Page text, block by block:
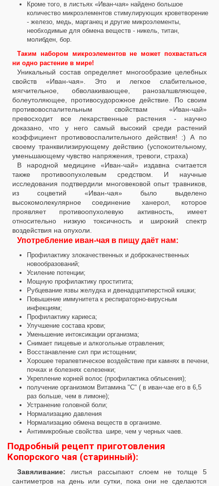
Кроме того, в листьях «Иван-чая» найдено большое
количество микроэлементов стимулирующих кроветворение
- железо, медь, марганец и другие микроэлементы,
необходимые для обмена веществ - никель, титан,
молибден, бор.
Таким набором микроэлементов не может похвастаться
ни одно растение в мире!
Уникальный состав определяет многообразие целебных
свойств «Иван-чая». Это и легкое слабительное,
мягчительное, обволакивающее, ранозалшвляющее,
болеутоляющее, противосудорожное действие. По своим
противовоспалительным свойствам «Иван-чай»
превосходит все лекарственные растения - научно
доказано, что у него самый высокий среди растений
коэффициент противовоспалительного действия! :) А по
своему транквилизирующему действию (успокоительному,
уменьшающему чувство напряжения, тревоги, страха)
В народной медицине «Иван-чай» издавна считается
также противоопухолевым средством. И научные
исследования подтвердили многовековой опыт травников,
из соцветий «Иван-чая» было выделено
высокомолекулярное соединение ханерол, которое
проявляет противоопухолевую активность, имеет
относительно низкую токсичность и широкий спектр
воздействия на опухоли.
Употребление иван-чая в пищу даёт нам:
Профилактику злокачественных и доброкачественных
новообразований;
Усиление потенции;
Мощную профилактику проститита;
Рубцевание язвы желудка и двенадцатиперстной кишки;
Повышение иммунитета к респираторно-вирусным
инфекциям;
Профилактику кариеса;
Улучшение состава крови;
Уменьшение интоксикации организма;
Снимает пищевые и алкогольные отравления;
Восстанавление сил при истощении;
Хорошее терапевтическое воздействие при камнях в печени,
почках и болезнях селезенки;
Укрепление корней волос (профилактика облысения);
получение организмом Витамина "С" ( в иван-чае его в 6,5
раз больше, чем в лимоне);
Устранение головной боли;
Нормализацию давления
Нормализацию обмена веществ в организме.
Антимикробные свойства шире, чем у черных чаев.
Подробный рецепт приготовления
Копорского чая (старинный):
Завяливание: листья рассыпают слоем не толще 5
сантиметров на день или сутки, пока они не сделаются